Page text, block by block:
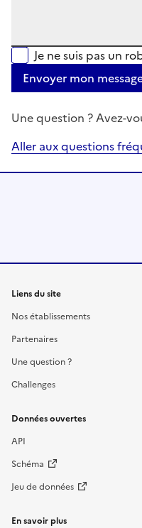
Je ne suis pas un
Envoyer mon
Une question ? Avez-
Aller aux questions
Liens du site
Nos établissements
Partenaires
Une question ?
Challenges
Données ouvertes
API
Schéma
Jeu de données
En savoir plus